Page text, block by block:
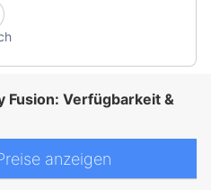
Fusion: Verfügbarkeit &
anzeigen